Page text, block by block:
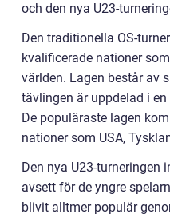
och den nya U23-
Den traditionella OS-
kvalificerade nationer
världen. Lagen består av
tävlingen är uppdelad i
De populäraste lagen
nationer som USA,
Den nya U23-turneringen
avsett för de yngre
blivit alltmer populär